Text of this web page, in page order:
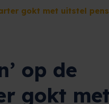
gokt met uitstel
op de
gokt